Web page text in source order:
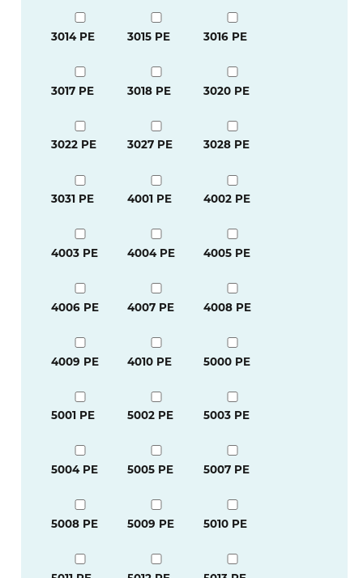
3014 PE 3015 PE 3016 PE
3017 PE 3018 PE 3020 PE
3022 PE 3027 PE 3028 PE
3031 PE 4001 PE 4002 PE
4003 PE 4004 PE 4005 PE
4006 PE 4007 PE 4008 PE
4009 PE 4010 PE 5000 PE
5001 PE 5002 PE 5003 PE
5004 PE 5005 PE 5007 PE
5008 PE 5009 PE 5010 PE